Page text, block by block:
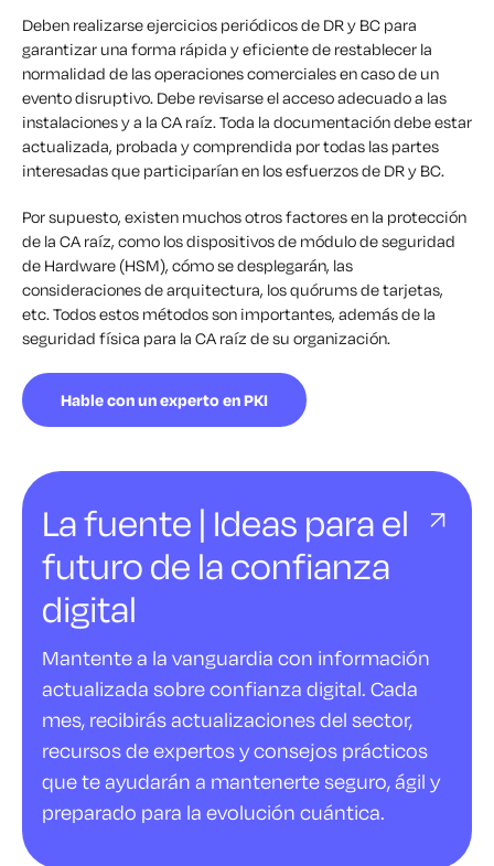
Deben realizarse ejercicios periódicos de DR y BC para
garantizar una forma rápida y eficiente de restablecer la
normalidad de las operaciones comerciales en caso de un
evento disruptivo. Debe revisarse el acceso adecuado a las
instalaciones y a la CA raíz. Toda la documentación debe estar
actualizada, probada y comprendida por todas las partes
interesadas que participarían en los esfuerzos de DR y BC.
Por supuesto, existen muchos otros factores en la protección
de la CA raíz, como los dispositivos de módulo de seguridad
de Hardware (HSM), cómo se desplegarán, las
consideraciones de arquitectura, los quórums de tarjetas,
etc. Todos estos métodos son importantes, además de la
seguridad física para la CA raíz de su organización.
Hable con un experto en PKI
La fuente | Ideas para el
futuro de la confianza
digital
Mantente a la vanguardia con información
actualizada sobre confianza digital. Cada
mes, recibirás actualizaciones del sector,
recursos de expertos y consejos prácticos
que te ayudarán a mantenerte seguro, ágil y
preparado para la evolución cuántica.